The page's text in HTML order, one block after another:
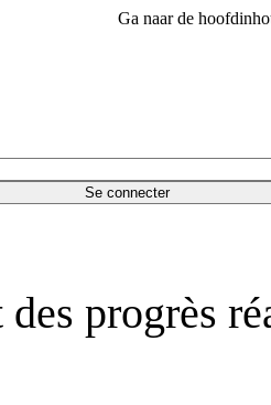
Ga naar de
Se connecter
progrès